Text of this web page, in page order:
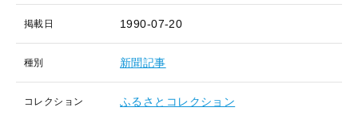
掲載日 1990-07-20
種別 新聞記事
コレクション ふるさとコレクション